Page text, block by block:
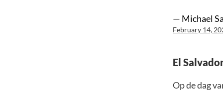
— Michael
February 14,
El
Op de dag